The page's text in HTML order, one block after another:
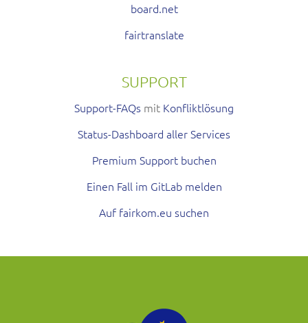
board.net
fairtranslate
SUPPORT
Support-FAQs mit Konfliktlösung
Status-Dashboard aller Services
Premium Support buchen
Einen Fall im GitLab melden
Auf fairkom.eu suchen